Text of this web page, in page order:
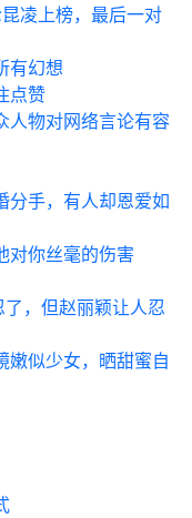
凌上榜，最后一对
有幻想
点赞
人物对网络言论有容
分手，有人却恩爱如
对你丝毫的伤害
，但赵丽颖让人忍
嫩似少女，晒甜蜜自